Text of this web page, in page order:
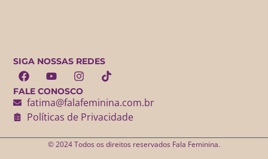
SIGA NOSSAS REDES
FALE CONOSCO
fatima@falafeminina.com.br
Políticas de Privacidade
© 2024 Todos os direitos reservados Fala Feminina.